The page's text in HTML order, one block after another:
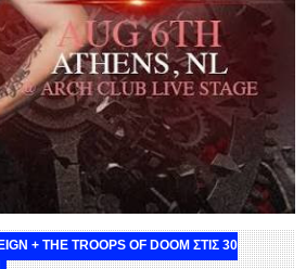
+ THE TROOPS OF DOOM ΣΤΙΣ 30